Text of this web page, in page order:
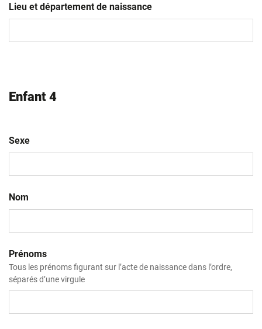
slash
MM
Lieu et département de naissance
Enfant 4
Sexe
Nom
Prénoms
Tous les prénoms figurant sur l’acte de naissance dans l’ordre,
séparés d’une virgule